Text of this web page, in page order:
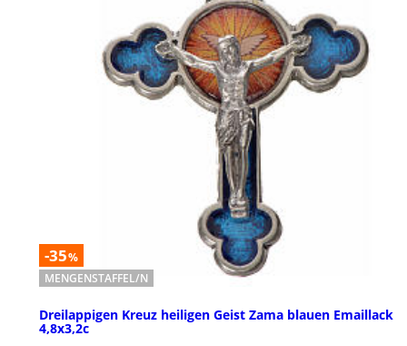
-35%
MENGENSTAFFEL/N
Dreilappigen Kreuz heiligen Geist Zama blauen Emaillack
4,8x3,2c